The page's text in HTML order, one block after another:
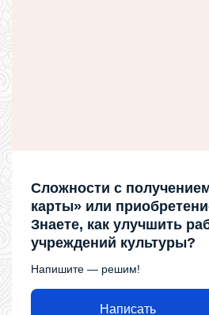
Сложности с
карты» или
Знаете, как улучшить
учреждений культуры?
Напишите — решим!
Написать